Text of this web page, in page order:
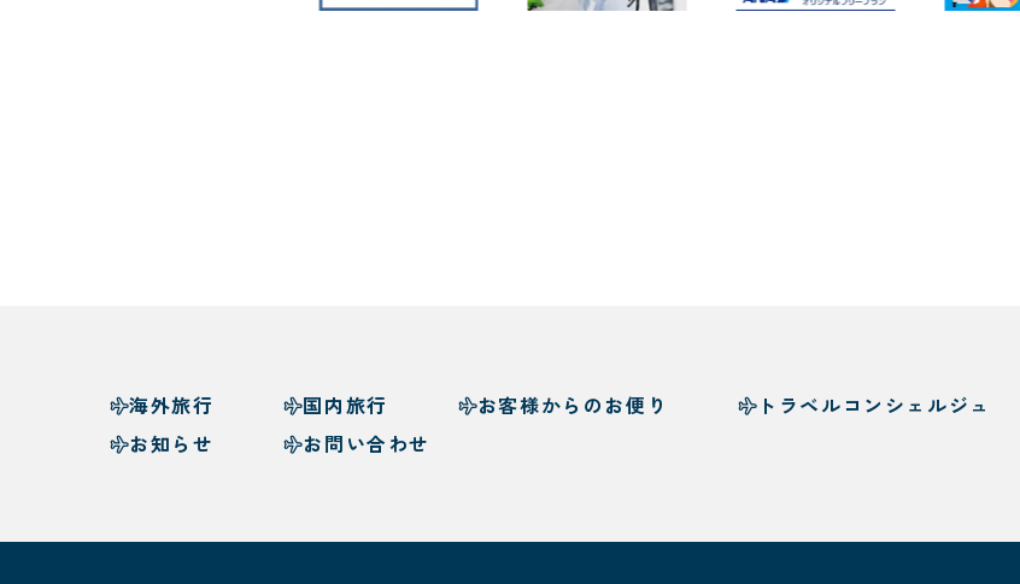
海外旅行 国内旅行 お客様からのお便り トラベルコンシェルジュ
お知らせ
お問い合わせ